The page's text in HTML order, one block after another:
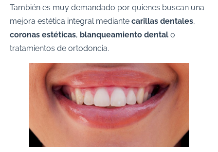
También es muy demandado por quienes buscan una
mejora estética integral mediante carillas dentales,
coronas estéticas, blanqueamiento dental o
tratamientos de ortodoncia.